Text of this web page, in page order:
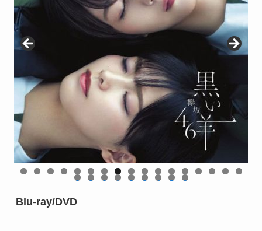
BAN (初回仕様限定盤 Type-A CD＋Blu-ray) [ 櫻坂46 ]
BAN (初回仕様限定盤 Type-B CD＋Blu-ray) [ 櫻坂46 ]
BAN (初回仕様限定盤 Type-C CD＋Blu-ray) [ 櫻坂46
]
BAN (初回仕様限定盤 Type-D CD＋Blu-ray) [ 櫻坂46
]
【楽天ブックス限定先着特典】BAN (通常盤)(ステッ
カー(楽天ブックス絵柄)) [ 櫻坂46 ]
0 1 2 3 4 5 6 7
8 9 0 1 2 3 4 5 6
Blu-ray/DVD